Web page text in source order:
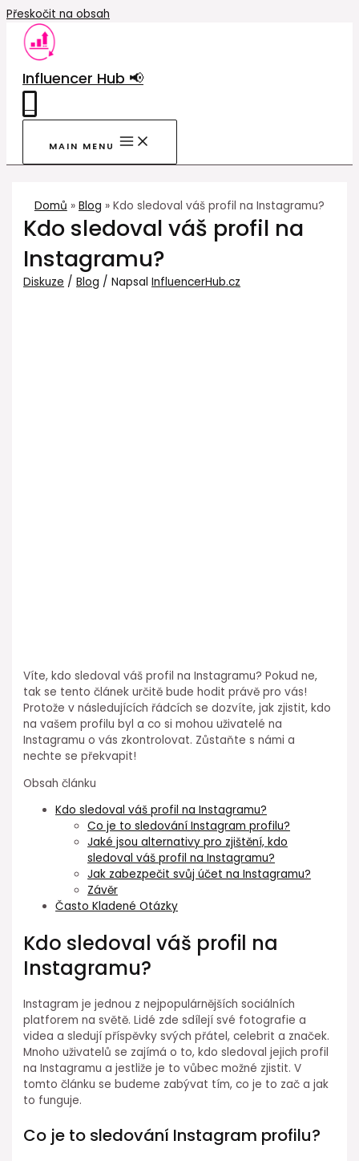
Přeskočit na obsah
Influencer Hub 📢
MAIN MENU
Domů Blog Kdo sledoval váš profil na Instagramu?
Kdo sledoval váš profil na
Instagramu?
Diskuze /Blog / NapsalInfluencerHub.cz
Víte, kdo sledoval váš profil na Instagramu? Pokud ne,
tak se tento článek určitě bude hodit právě pro vás!
Protože v následujících řádcích se dozvíte, jak zjistit, kdo
na vašem profilu byl a co si mohou uživatelé na
Instagramu o vás zkontrolovat. Zůstaňte s námi a
nechte se překvapit!
Obsah článku
Kdo sledoval váš profil na Instagramu?
Co je to sledování Instagram profilu?
Jaké jsou alternativy pro zjištění, kdo
sledoval váš profil na Instagramu?
Jak zabezpečit svůj účet na Instagramu?
Závěr
Často Kladené Otázky
Kdo sledoval váš profil na
Instagramu?
Instagram je jednou z nejpopulárnějších sociálních
platforem na světě. Lidé zde sdílejí své fotografie a
videa a sledují příspěvky svých přátel, celebrit a značek.
Mnoho uživatelů se zajímá o to, kdo sledoval jejich profil
na Instagramu a jestliže je to vůbec možné zjistit. V
tomto článku se budeme zabývat tím, co je to zač a jak
to funguje.
Co je to sledování Instagram profilu?